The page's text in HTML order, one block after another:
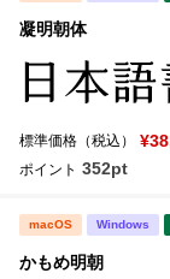
凝明朝体
標準価格（税込）
ポイント 352pt
macOS Windows
かもめ明朝